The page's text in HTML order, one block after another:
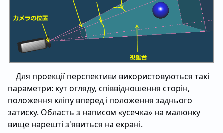
Для проекції перспективи використовуються такі
параметри: кут огляду, співвідношення сторін,
положення кліпу вперед і положення заднього
затиску. Область з написом «усечка» на малюнку
вище нарешті з'явиться на екрані.